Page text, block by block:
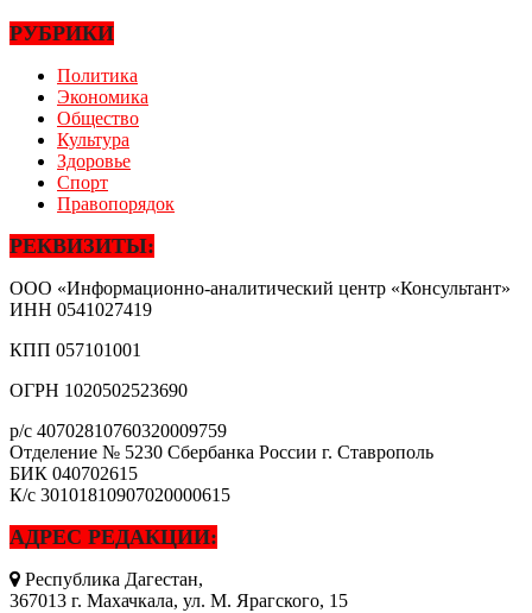
РУБРИКИ
Политика
Экономика
Общество
Культура
Здоровье
Спорт
Правопорядок
РЕКВИЗИТЫ:
ООО «Информационно-аналитический центр «Консультант»
ИНН 0541027419
КПП 057101001
ОГРН 1020502523690
р/с 40702810760320009759
Отделение № 5230 Сбербанка России г. Ставрополь
БИК 040702615
К/с 30101810907020000615
АДРЕС РЕДАКЦИИ:
Республика Дагестан,
367013 г. Махачкала, ул. М. Ярагского, 15